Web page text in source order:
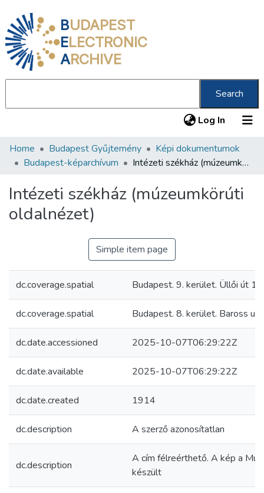
BUDAPEST
ELECTRONIC
ARCHIVE
Search
Log In (current)
Communities & Collections
Statistics
About us
Home Budapest Gyűjtemény
Képi dokumentumok
Budapest-képarchívum
Intézeti székház (múzeumkörúti oldalnézet)
Intézeti székház (múzeumkörúti
oldalnézet)
Simple item page
dc.coverage.spatial Budapest. 9. kerület. Üllői út 1-
dc.coverage.spatial Budapest. 8. kerület. Baross
dc.date.accessioned 2025-10-07T06:29:22Z
dc.date.available 2025-10-07T06:29:22Z
dc.date.created 1914
dc.description A szerző azonosítatlan
dc.description
A cím félreérthető. A kép a
készült